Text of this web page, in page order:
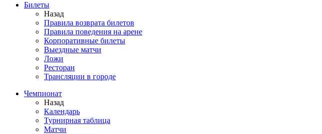
Билеты
Назад
Правила возврата билетов
Правила поведения на арене
Корпоративные билеты
Выездные матчи
Ложи
Ресторан
Трансляции в городе
Чемпионат
Назад
Календарь
Турнирная таблица
Матчи